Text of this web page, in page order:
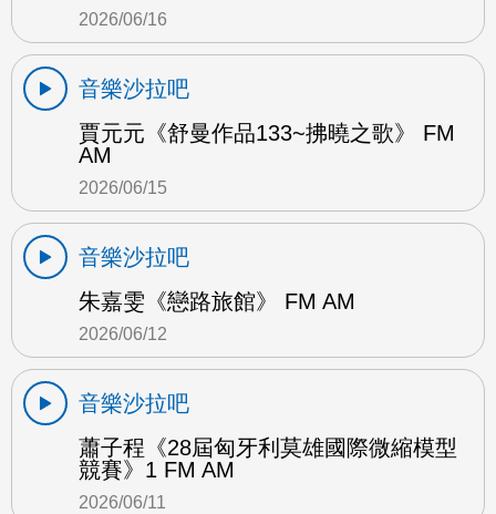
2026/06/16
音樂沙拉吧
賈元元《舒曼作品133~拂曉之歌》 FM
AM
2026/06/15
音樂沙拉吧
朱嘉雯《戀路旅館》 FM AM
2026/06/12
音樂沙拉吧
蕭子程《28屆匈牙利莫雄國際微縮模型
競賽》1 FM AM
2026/06/11